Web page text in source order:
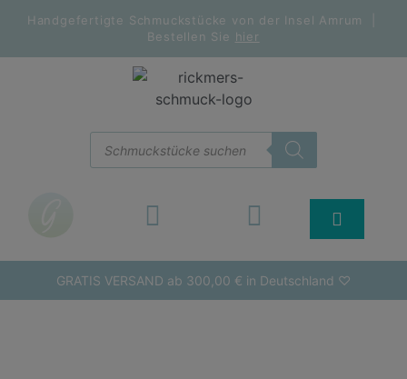
Handgefertigte Schmuckstücke von der Insel Amrum |
Bestellen Sie hier
GRATIS VERSAND ab 300,00 € in Deutschland ♡